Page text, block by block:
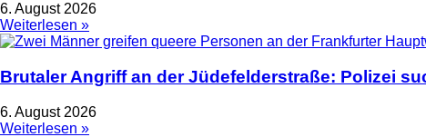
6. August 2026
Weiterlesen »
Brutaler Angriff an der Jüdefelderstraße: Polizei
6. August 2026
Weiterlesen »